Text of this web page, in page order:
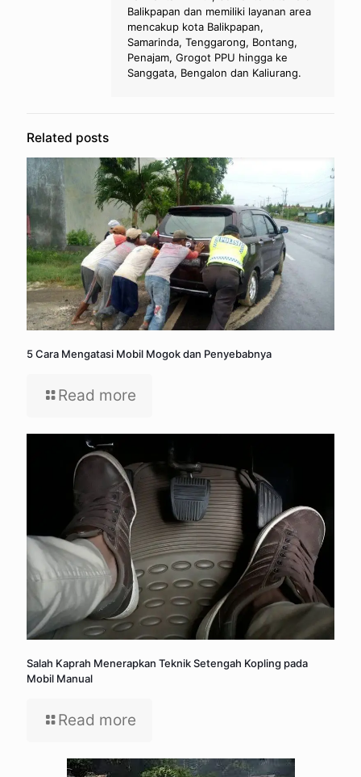
Balikpapan dan memiliki layanan area
mencakup kota Balikpapan,
Samarinda, Tenggarong, Bontang,
Penajam, Grogot PPU hingga ke
Sanggata, Bengalon dan Kaliurang.
Related posts
5 Cara Mengatasi Mobil Mogok dan Penyebabnya
Read more
Salah Kaprah Menerapkan Teknik Setengah Kopling pada
Mobil Manual
Read more